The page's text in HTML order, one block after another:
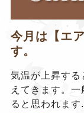
今月は【エ
す。
気温が上昇する
えてきます。
ると思われます